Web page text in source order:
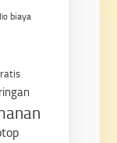
biaya